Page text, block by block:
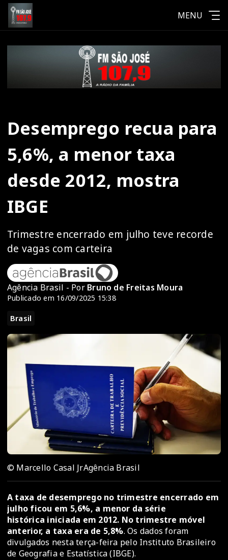
MENU
Desemprego recua para
5,6%, a menor taxa
desde 2012, mostra
IBGE
Trimestre encerrado em julho teve recorde
de vagas com carteira
Agência Brasil - Por Bruno de Freitas Moura
Publicado em 16/09/2025 15:38
Brasil
© Marcello Casal JrAgência Brasil
A taxa de desemprego no trimestre encerrado em
julho ficou em 5,6%, a menor da série
histórica iniciada em 2012. No trimestre móvel
anterior, a taxa era de 5,8%. Os dados foram
divulgados nesta terça-feira pelo Instituto Brasileiro
de Geografia e Estatística (IBGE).